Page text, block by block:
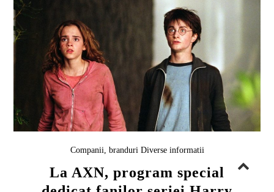
Companii, branduri Diverse informatii
La AXN, program special